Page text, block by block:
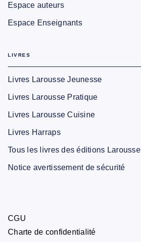
Espace auteurs
Espace Enseignants
LIVRES
Livres Larousse Jeunesse
Livres Larousse Pratique
Livres Larousse Cuisine
Livres Harraps
Tous les livres des éditions Larousse
Notice avertissement de sécurité
CGU
Charte de confidentialité